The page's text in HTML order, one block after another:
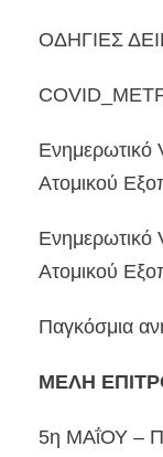
ΟΔΗΓΙΕΣ
Ατομικού
Ατομικού
Παγκόσμια
ΜΕΛΗ
5η ΜΑΐΟΥ –